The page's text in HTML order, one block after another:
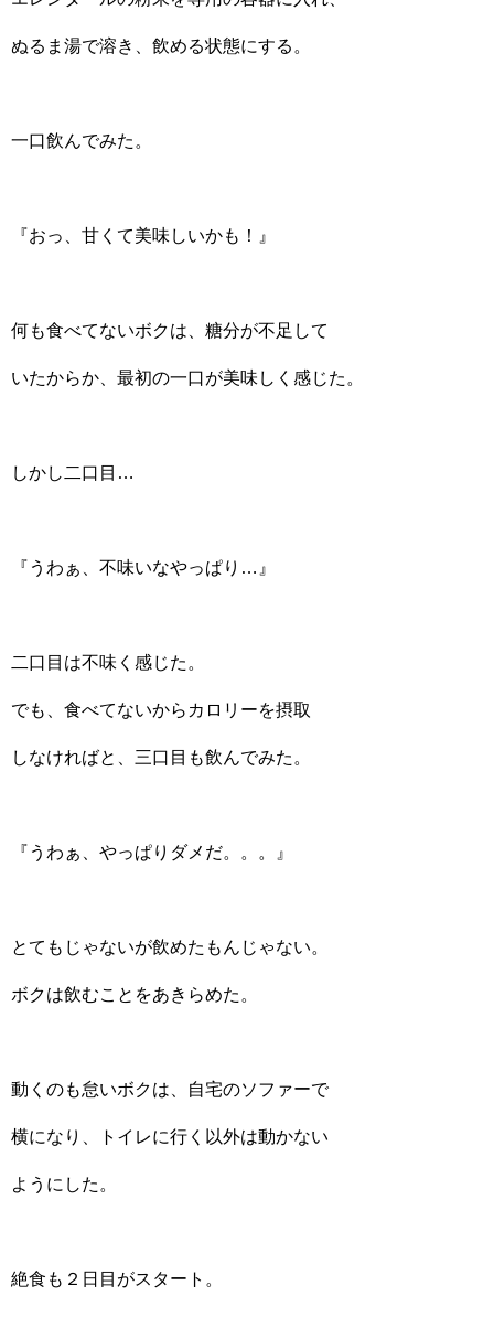
ぬるま湯で溶き、飲める状態にする。
一口飲んでみた。
『おっ、甘くて美味しいかも！』
何も食べてないボクは、糖分が不足して
いたからか、最初の一口が美味しく感じた。
しかし二口目…
『うわぁ、不味いなやっぱり…』
二口目は不味く感じた。
でも、食べてないからカロリーを摂取
しなければと、三口目も飲んでみた。
『うわぁ、やっぱりダメだ。。。』
とてもじゃないが飲めたもんじゃない。
ボクは飲むことをあきらめた。
動くのも怠いボクは、自宅のソファーで
横になり、トイレに行く以外は動かない
ようにした。
絶食も２日目がスタート。